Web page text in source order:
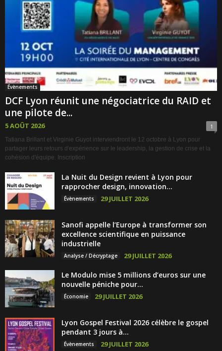
Évènements
DCF Lyon réunit une négociatrice du RAID et
une pilote de...
5 AOÛT 2026 1
Tatiana Brillant et Virginie Guyot interviendront le 12 octobre à Lyon pour
partager leurs retours d'expérience sur le leadership, la gestion de crise et la
cohésion d'équipe. Inscription
La Nuit du Design revient à Lyon pour
rapprocher design, innovation...
Évènements 29 JUILLET 2026
Sanofi appelle l’Europe à transformer son
excellence scientifique en puissance
industrielle
Analyse / Décryptage 29 JUILLET 2026
Le Modulo mise 5 millions d’euros sur une
nouvelle péniche pour...
Économie 29 JUILLET 2026
Lyon Gospel Festival 2026 célèbre le gospel
pendant 3 jours à...
Évènements 29 JUILLET 2026